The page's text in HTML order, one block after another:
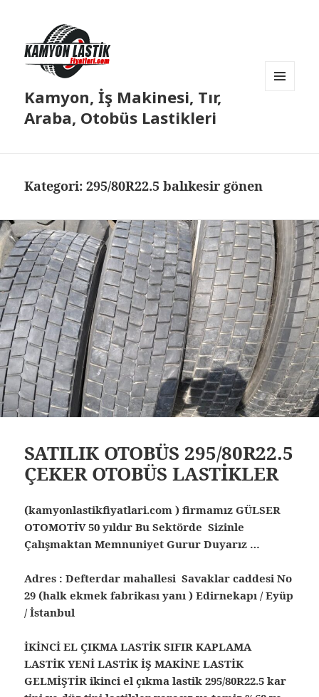
Kamyon, İş Makinesi, Tır,
Araba, Otobüs Lastikleri
Kategori:295/80R22.5 balıkesir gönen
SATILIK OTOBÜS 295/80R22.5
ÇEKER OTOBÜS LASTİKLER
(kamyonlastikfiyatlari.com ) firmamız GÜLSER
OTOMOTİV 50 yıldır Bu Sektörde Sizinle
Çalışmaktan Memnuniyet Gurur Duyarız …
Adres : Defterdar mahallesi Savaklar caddesi No
29 (halk ekmek fabrikası yanı ) Edirnekapı / Eyüp
/ İstanbul
İKİNCİ EL ÇIKMA LASTİK SIFIR KAPLAMA
LASTİK YENİ LASTİK İŞ MAKİNE LASTİK
GELMİŞTİR ikinci el çıkma lastik 295/80R22.5 kar